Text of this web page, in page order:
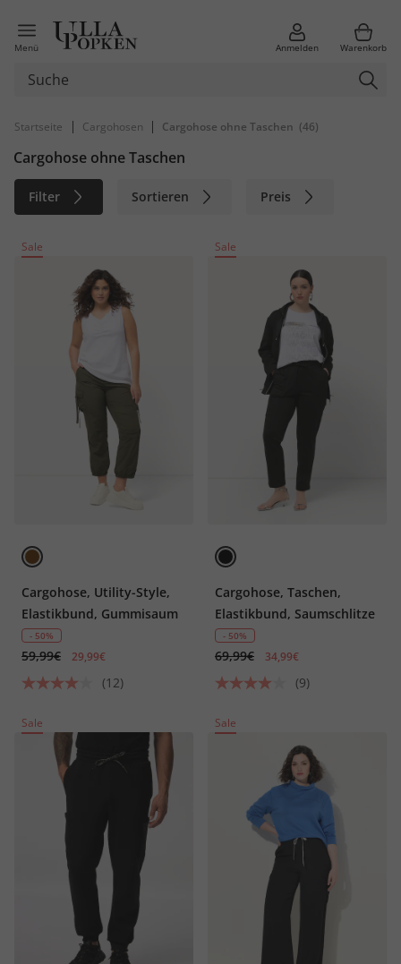
Menü Anmelden Warenkorb
Startseite | Cargohosen | Cargohose ohne Taschen (46)
Cargohose ohne Taschen
Filter Sortieren Preis
Material
Sale
Cargohose, Utility-Style,
Elastikbund, Gummisaum
- 50%
59,99€ 29,99€
(12)
Sale
Cargohose, Taschen,
Elastikbund, Saumschlitze
- 50%
69,99€ 34,99€
(9)
Sale Sale